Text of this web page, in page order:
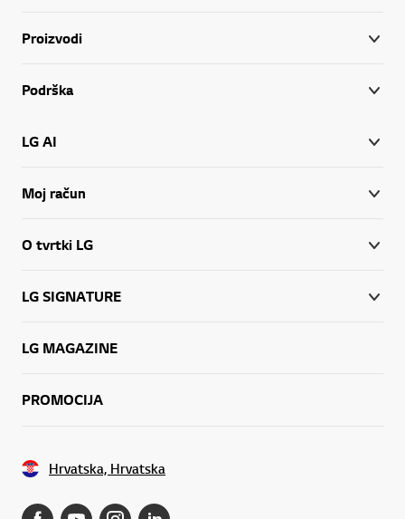
Proizvodi
Podrška
LG AI
Moj račun
O tvrtki LG
LG SIGNATURE
LG MAGAZINE
PROMOCIJA
Hrvatska, Hrvatska